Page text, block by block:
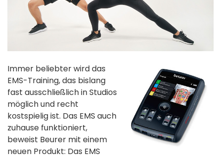
Immer beliebter wird das
EMS-Training, das bislang
fast ausschließlich in Studios
möglich und recht
kostspielig ist. Das EMS auch
zuhause funktioniert,
beweist Beurer mit einem
neuen Produkt: Das EMS